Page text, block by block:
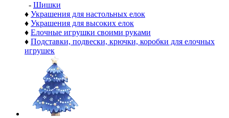
- Шишки
♦ Украшения для настольных елок
♦ Украшения для высоких елок
♦ Елочные игрушки своими руками
♦ Подставки, подвески, крючки, коробки для елочных
игрушек